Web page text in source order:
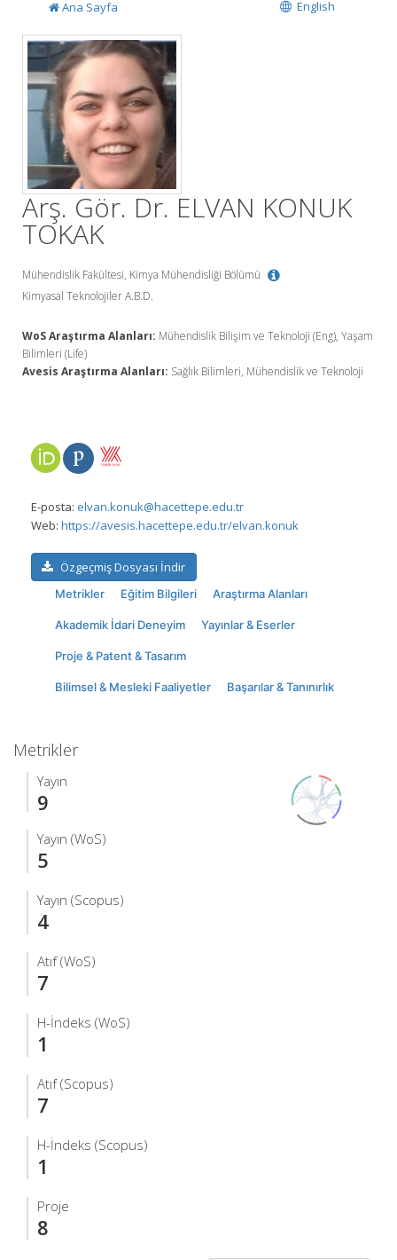
English
Ana Sayfa
Arş. Gör. Dr. ELVAN KONUK
TOKAK
Mühendislik Fakültesi, Kimya Mühendisliği Bölümü
Kimyasal Teknolojiler A.B.D.
WoS Araştırma Alanları: Mühendislik Bilişim ve Teknoloji (Eng), Yaşam
Bilimleri (Life)
Avesis Araştırma Alanları: Sağlık Bilimleri, Mühendislik ve Teknoloji
E-posta: elvan.konuk@hacettepe.edu.tr
Web: https://avesis.hacettepe.edu.tr/elvan.konuk
Özgeçmiş Dosyası İndir
Metrikler Eğitim Bilgileri Araştırma Alanları
Akademik İdari Deneyim Yayınlar & Eserler
Proje & Patent & Tasarım
Bilimsel & Mesleki Faaliyetler Başarılar & Tanınırlık
Metrikler
Yayın
9
Yayın (WoS)
5
Yayın (Scopus)
4
Atıf (WoS)
7
H-İndeks (WoS)
1
Atıf (Scopus)
7
H-İndeks (Scopus)
1
Proje
8